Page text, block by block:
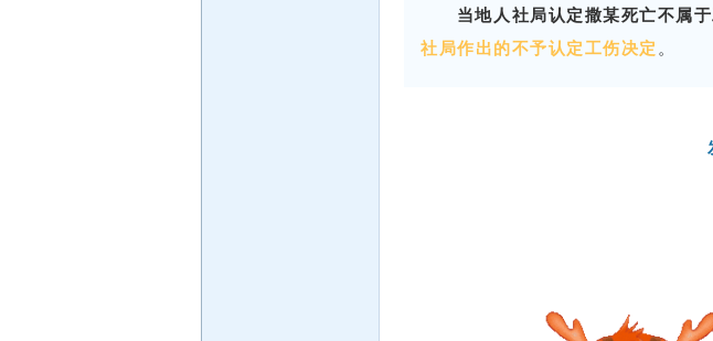
当地人社局认定撒某死亡不属
社局作出的不予认定工伤决定 。